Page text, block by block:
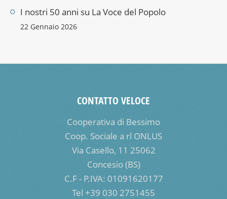
I nostri 50 anni su La Voce del Popolo
22 Gennaio 2026
CONTATTO VELOCE
Cooperativa di Bessimo
Coop. Sociale a rl ONLUS
Via Casello, 11 25062
Concesio (BS)
C.F - P.IVA: 01091620177
Tel +39 030 2751455